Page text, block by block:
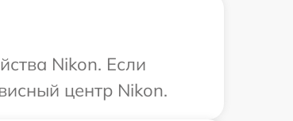
Nikon. Если
центр Nikon.